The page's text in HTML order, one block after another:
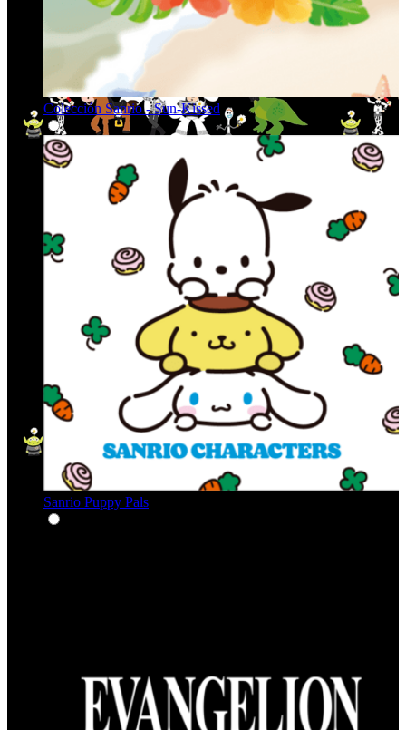
Colección Sanrio - Sun-Kissed
Sanrio Puppy Pals